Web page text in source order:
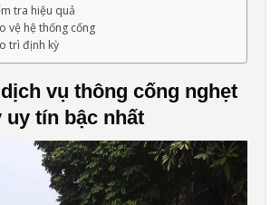
tra hiệu quả
vệ hệ thống cống
trì định kỳ
vụ thông cống nghẹt
uy tín bậc nhất